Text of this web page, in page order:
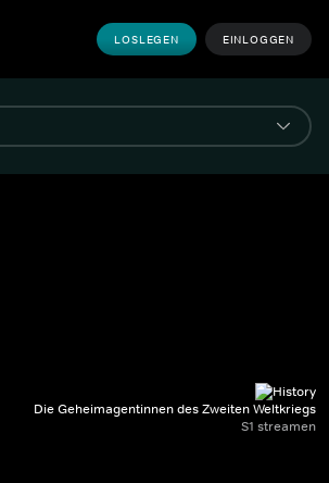
LOSLEGEN EINLOGGEN
Die Geheimagentinnen des Zweiten Weltkriegs
S1 streamen